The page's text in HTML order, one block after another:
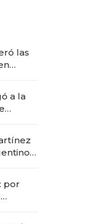
las
a la
por